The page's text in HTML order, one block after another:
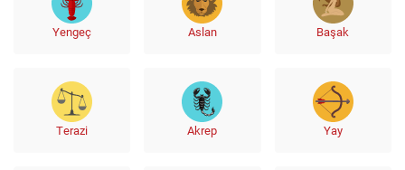
Yengeç Aslan Başak
Terazi Akrep Yay